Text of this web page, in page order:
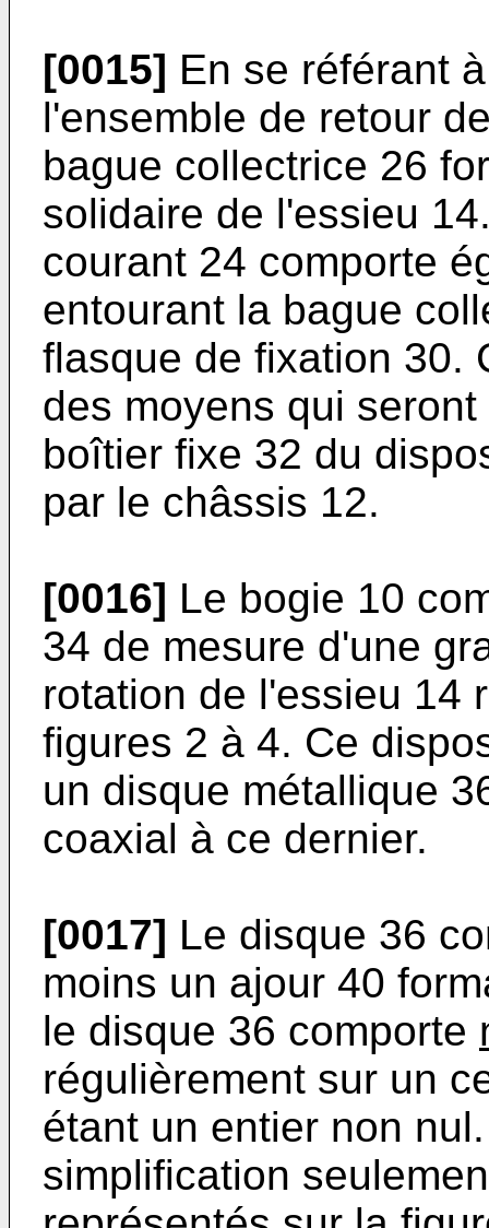
[0015] En se référant
l'ensemble de retour
bague collectrice 26
solidaire de l'essieu
courant 24 comporte
entourant la bague
flasque de fixation 30.
des moyens qui
boîtier fixe 32 du
par le châssis 12.
[0016] Le bogie 10
34 de mesure d'une
rotation de l'essieu 14
figures 2 à 4. Ce
un disque métallique
coaxial à ce dernier.
[0017] Le disque 36
moins un ajour 40
le disque 36 comporte
régulièrement sur un
étant un entier non
simplification